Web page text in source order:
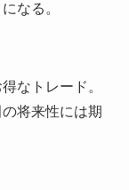
なる。
なトレード。
将来性には期